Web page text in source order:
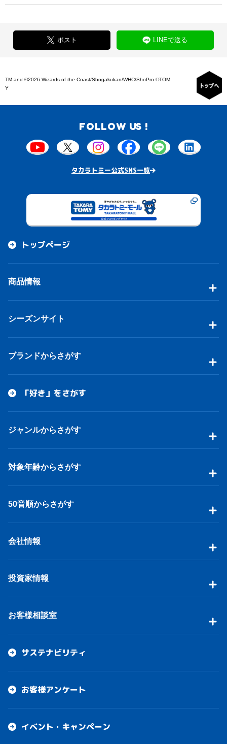
ポスト LINEで送る
TM and ©2026 Wizards of the Coast/Shogakukan/WHC/ShoPro ©TOM
Y
FOLLOW US !
タカラトミー公式SNS一覧
トップページ
商品情報
シーズンサイト
ブランドからさがす
「好き」をさがす
ジャンルからさがす
対象年齢からさがす
50音順からさがす
会社情報
投資家情報
お客様相談室
サステナビリティ
お客様アンケート
イベント・キャンペーン